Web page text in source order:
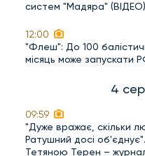
систем "Мадяра" (ВІДЕО)
12:00
"Флеш": До 100
місяць може запускати
4
09:59
"Дуже вражає, скільки
Ратушний досі
Тетяною Терен –